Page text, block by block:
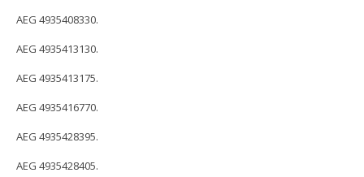
AEG 4935408330.
AEG 4935413130.
AEG 4935413175.
AEG 4935416770.
AEG 4935428395.
AEG 4935428405.